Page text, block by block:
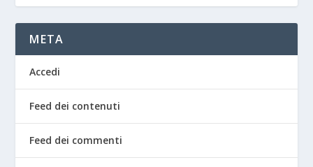
META
Accedi
Feed dei contenuti
Feed dei commenti